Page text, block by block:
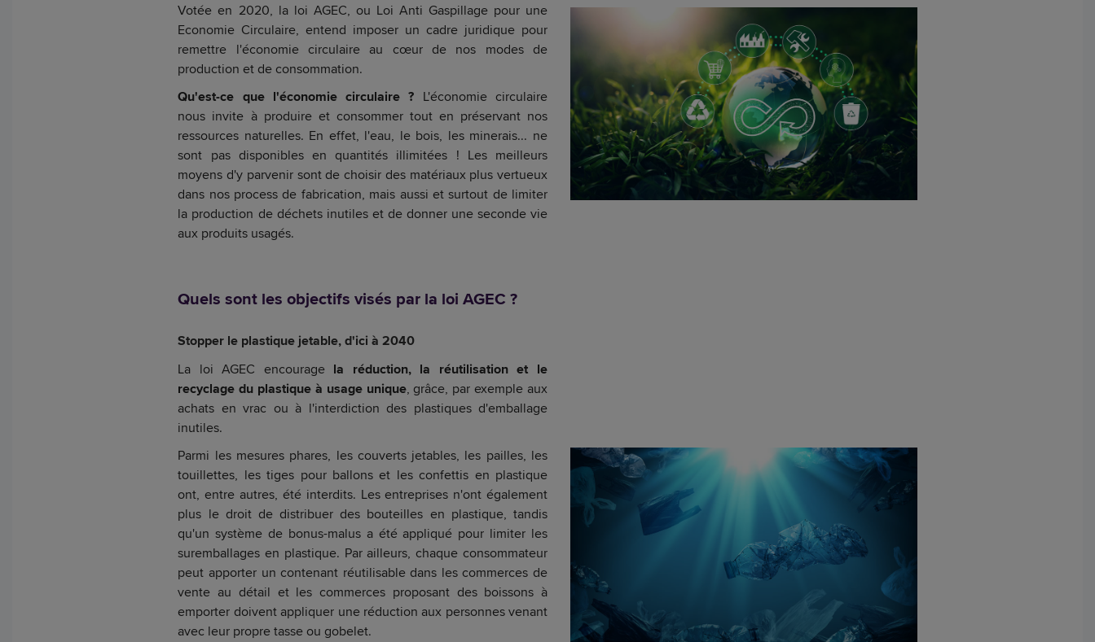
Votée en 2020, la loi AGEC, ou Loi Anti Gaspillage pour une
Economie Circulaire, entend imposer un cadre juridique pour
remettre l'économie circulaire au cœur de nos modes de
production et de consommation.
Qu'est-ce que l'économie circulaire ? L'économie circulaire
nous invite à produire et consommer tout en préservant nos
ressources naturelles. En effet, l'eau, le bois, les minerais... ne
sont pas disponibles en quantités illimitées ! Les meilleurs
moyens d'y parvenir sont de choisir des matériaux plus vertueux
dans nos process de fabrication, mais aussi et surtout de limiter
la production de déchets inutiles et de donner une seconde vie
aux produits usagés.
Quels sont les objectifs visés par la loi AGEC ?
Stopper le plastique jetable, d'ici à 2040
La loi AGEC encourage la réduction, la réutilisation et le
recyclage du plastique à usage unique, grâce, par exemple aux
achats en vrac ou à l'interdiction des plastiques d'emballage
inutiles.
Parmi les mesures phares, les couverts jetables, les pailles, les
touillettes, les tiges pour ballons et les confettis en plastique
ont, entre autres, été interdits. Les entreprises n'ont également
plus le droit de distribuer des bouteilles en plastique, tandis
qu'un système de bonus-malus a été appliqué pour limiter les
suremballages en plastique. Par ailleurs, chaque consommateur
peut apporter un contenant réutilisable dans les commerces de
vente au détail et les commerces proposant des boissons à
emporter doivent appliquer une réduction aux personnes venant
avec leur propre tasse ou gobelet.